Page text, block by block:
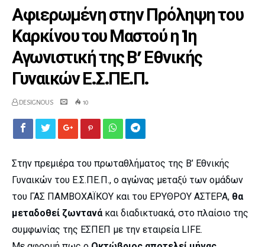
Αφιερωμένη στην Πρόληψη του
Καρκίνου του Μαστού η 1η
Αγωνιστική της Β’ Εθνικής
Γυναικών Ε.Σ.ΠΕ.Π.
DESIGNOUS 10
Στην πρεμιέρα του πρωταθλήματος της Β’ Εθνικής
Γυναικών του Ε.Σ.ΠΕ.Π., ο αγώνας μεταξύ των ομάδων
του ΓΑΣ ΠΑΜΒΟΧΑΪΚΟΥ και του ΕΡΥΘΡΟΥ ΑΣΤΕΡΑ, θα
μεταδοθεί ζωντανάκαι διαδικτυακά, στο πλαίσιο της
συμφωνίας της ΕΣΠΕΠ με την εταιρεία LIFE.